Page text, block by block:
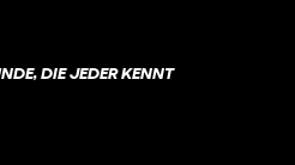
DIE JEDER KENNT